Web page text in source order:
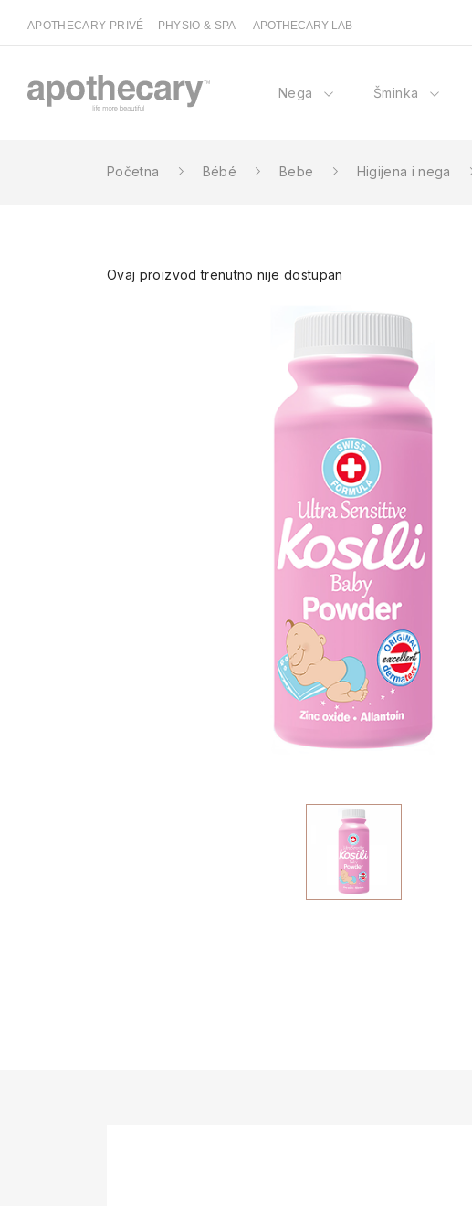
APOTHECARY PRIVÉ PHYSIO & SPA APOTHECARY LAB
Nega Šminka
Početna Bébé Bebe Higijena i nega
Ovaj proizvod trenutno nije dostupan